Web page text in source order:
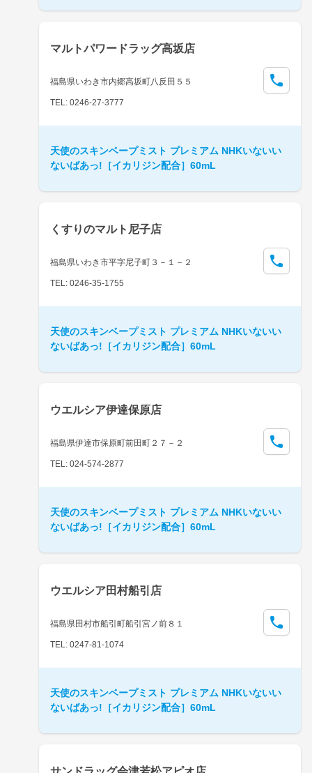
マルトパワードラッグ高坂店
福島県いわき市内郷高坂町八反田５５
TEL: 0246-27-3777
天使のスキンベープミスト プレミアム NHKいないい
ないばあっ!［イカリジン配合］60mL
くすりのマルト尼子店
福島県いわき市平字尼子町３－１－２
TEL: 0246-35-1755
天使のスキンベープミスト プレミアム NHKいないい
ないばあっ!［イカリジン配合］60mL
ウエルシア伊達保原店
福島県伊達市保原町前田町２７－２
TEL: 024-574-2877
天使のスキンベープミスト プレミアム NHKいないい
ないばあっ!［イカリジン配合］60mL
ウエルシア田村船引店
福島県田村市船引町船引宮ノ前８１
TEL: 0247-81-1074
天使のスキンベープミスト プレミアム NHKいないい
ないばあっ!［イカリジン配合］60mL